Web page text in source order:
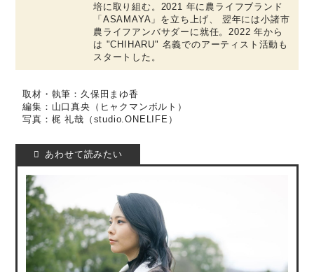
培に取り組む。2021 年に農ライフブランド
「ASAMAYA」を立ち上げ、 翌年には小諸市
農ライフアンバサダーに就任。2022 年から
は "CHIHARU" 名義でのアーティスト活動も
スタートした。
取材・執筆：久保田まゆ香
編集：山口真央（ヒャクマンボルト）
写真：梶 礼哉（studio.ONELIFE）